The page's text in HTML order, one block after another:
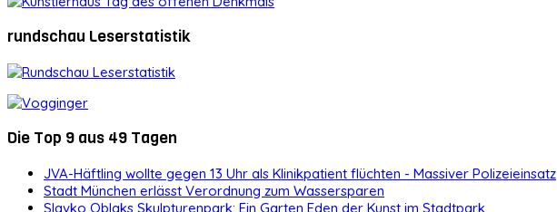
rundschau Leserstatistik
Die Top 9 aus 49 Tagen
JVA-Häftling wollte gegen 13 Uhr als Klinikpatient flüchten - Massiver Polizeieinsatz
Stadt München erlässt Verordnung zum Wassersparen
Slavko Oblaks Skulpturenpark: Ein Garten Eden der Kunst im Stadtpark